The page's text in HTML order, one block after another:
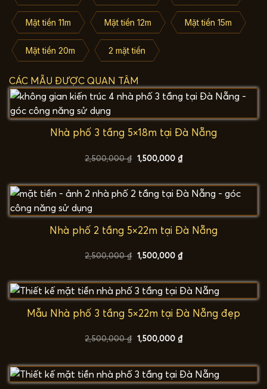
Mặt tiền 11m Mặt tiền 12m Mặt tiền 15m
Mặt tiền 20m 2 mặt tiền
CÁC MẪU ĐƯỢC QUAN TÂM
Nhà phố 3 tầng 5×18m tại Đà Nẵng
2,500,000₫ Giá
gốc
1,500,000 ₫Giá
hiện
1,500,000 ₫.
Nhà phố 2 tầng 5×22m tại Đà Nẵng
2,500,000₫ Giá
gốc
1,500,000 ₫Giá
hiện
1,500,000 ₫.
Mẫu Nhà phố 3 tầng 5×22m tại Đà Nẵng đẹp
2,500,000₫ Giá
gốc
1,500,000 ₫Giá
hiện
1,500,000 ₫.